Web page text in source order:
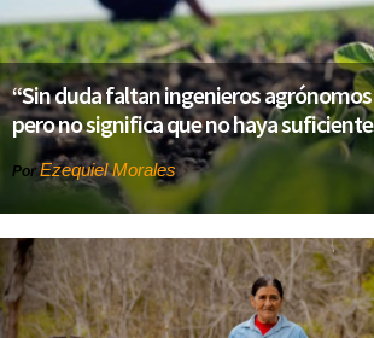
“Sin duda faltan ingenieros
pero no significa que no haya
PorEzequiel Morales